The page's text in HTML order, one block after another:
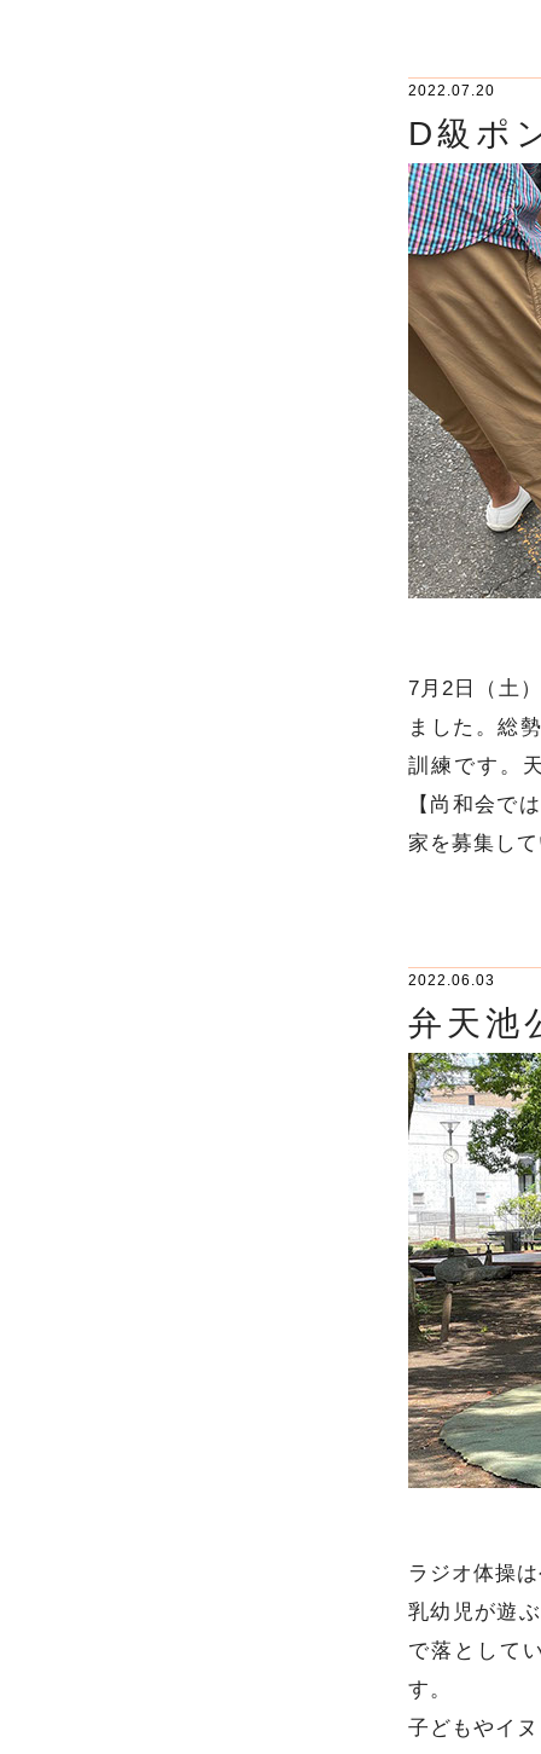
2022.07.20
D級ポ
7月2日（土
ました。総
訓練です。
【尚和会で
家を募集し
2022.06.03
弁天池
ラジオ体操
乳幼児が遊
で落として
す。
子どもやイ